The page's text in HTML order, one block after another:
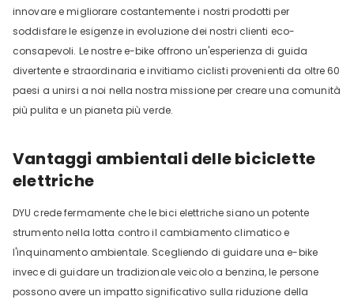
innovare e migliorare costantemente i nostri prodotti per
soddisfare le esigenze in evoluzione dei nostri clienti eco-
consapevoli. Le nostre e-bike offrono un'esperienza di guida
divertente e straordinaria e invitiamo ciclisti provenienti da oltre 60
paesi a unirsi a noi nella nostra missione per creare una comunità
più pulita e un pianeta più verde.
Vantaggi ambientali delle biciclette
elettriche
DYU crede fermamente che le bici elettriche siano un potente
strumento nella lotta contro il cambiamento climatico e
l'inquinamento ambientale. Scegliendo di guidare una e-bike
invece di guidare un tradizionale veicolo a benzina, le persone
possono avere un impatto significativo sulla riduzione della